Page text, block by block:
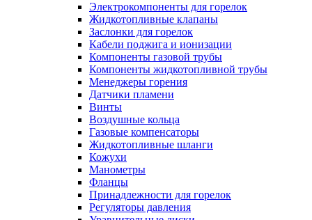
Электрокомпоненты для горелок
Жидкотопливные клапаны
Заслонки для горелок
Кабели поджига и ионизации
Компоненты газовой трубы
Компоненты жидкотопливной трубы
Менеджеры горения
Датчики пламени
Винты
Воздушные кольца
Газовые компенсаторы
Жидкотопливные шланги
Кожухи
Манометры
Фланцы
Принадлежности для горелок
Регуляторы давления